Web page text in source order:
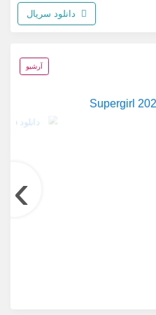
دانلود سریال
آرشیو
›